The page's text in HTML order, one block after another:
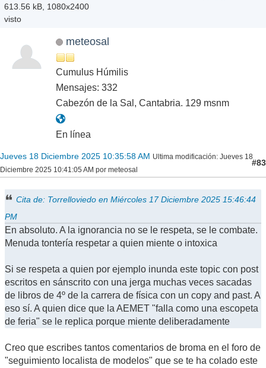
613.56 kB, 1080x2400
visto
meteosal
Cumulus Húmilis
Mensajes: 332
Cabezón de la Sal, Cantabria. 129 msnm
En línea
Jueves 18 Diciembre 2025 10:35:58 AM Ultima modificación: Jueves 18
Diciembre 2025 10:41:05 AM por meteosal
#83
Cita de: Torrelloviedo en Miércoles 17 Diciembre 2025 15:46:44
PM
En absoluto. A la ignorancia no se le respeta, se le combate.
Menuda tontería respetar a quien miente o intoxica
Si se respeta a quien por ejemplo inunda este topic con post
escritos en sánscrito con una jerga muchas veces sacadas
de libros de 4º de la carrera de física con un copy and past. A
eso sí. A quien dice que la AEMET "falla como una escopeta
de feria" se le replica porque miente deliberadamente
Creo que escribes tantos comentarios de broma en el foro de
"seguimiento localista de modelos" que se te ha colado este